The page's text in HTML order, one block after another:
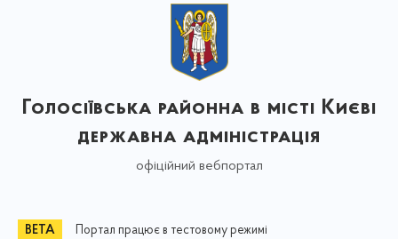
Голосіївська районна в місті Києві
державна адміністрація
офіційний вебпортал
Портал працює в тестовому режимі